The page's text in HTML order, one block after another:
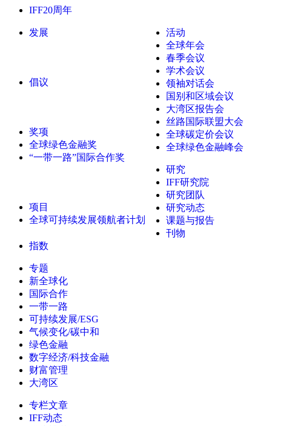
IFF20周年
发展
倡议
奖项
全球绿色金融奖
“一带一路”国际合作奖
项目
全球可持续发展领航者计划
活动
全球年会
春季会议
学术会议
领袖对话会
国别和区域会议
大湾区报告会
丝路国际联盟大会
全球碳定价会议
全球绿色金融峰会
研究
IFF研究院
研究团队
研究动态
课题与报告
刊物
指数
专题
新全球化
国际合作
一带一路
可持续发展/ESG
气候变化/碳中和
绿色金融
数字经济/科技金融
财富管理
大湾区
专栏文章
IFF动态